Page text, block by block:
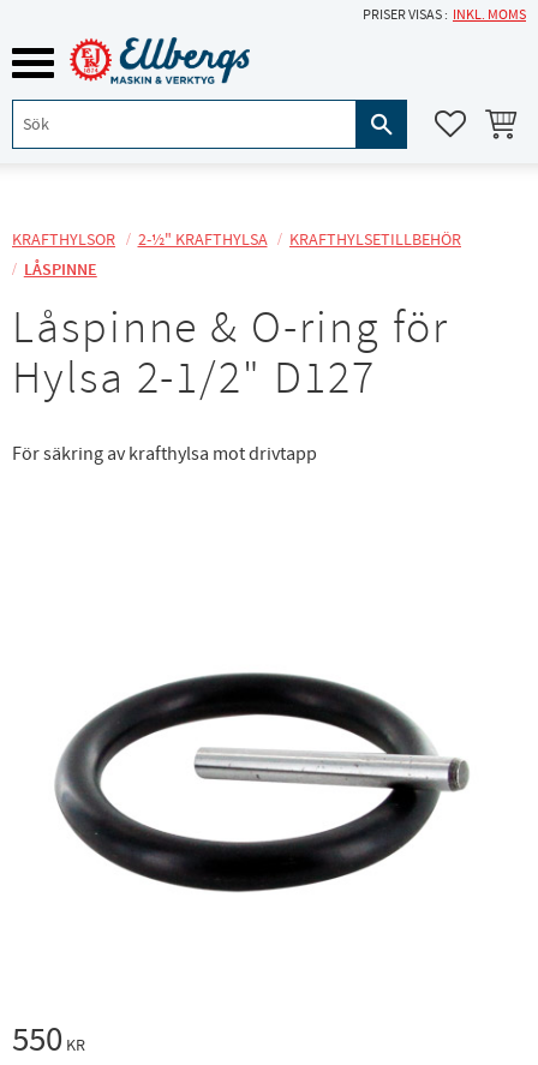
Meny
PRISER VISAS INKL. MOMS
KRAFTHYLSOR 2-½" KRAFTHYLSA
KRAFTHYLSETILLBEHÖR
LÅSPINNE
Låspinne & O-ring för
Hylsa 2-1/2" D127
För säkring av krafthylsa mot drivtapp
550 KR